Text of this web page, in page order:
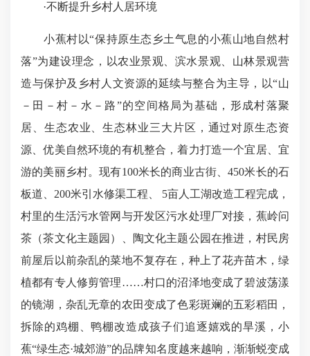
·不断提升乡村人居环境
小蕉村以“保持原生态乡土气息的小蕉山地自然村
落”为建设理念，以农业景观、滨水景观、山林景观营
造与保护及乡村人文资源的延续与整合为主导，以“山
－田－村－水－路”的空间格局为基础，形成村落聚
居、生态农业、生态林业三大片区，通过对原生态资
源、优美自然环境的有机整合，着力打造一个宜居、宜
游的美丽乡村。现有100米长的商业古街、450米长的石
板道、200米引水修渠工程、 5亩人工湖改造工程完成，
村里的生活污水管网与开发区污水处理厂对接，蕉岭问
茶（茶文化主题园）、陶文化主题公园在推进，村民房
前屋后以前杂乱的菜地不复存在，种上了花卉苗木，绿
植都有专人修剪管理……村口的沼泽地变成了碧波荡漾
的镜湖，杂乱无章的农田变成了色彩斑斓的五彩稻田，
拆除的鸡棚、鸭棚改造成孩子们追逐嬉戏的旱溪，小
蕉“绿生态·城郊游”的品牌知名度越来越响，渐渐蜕变成